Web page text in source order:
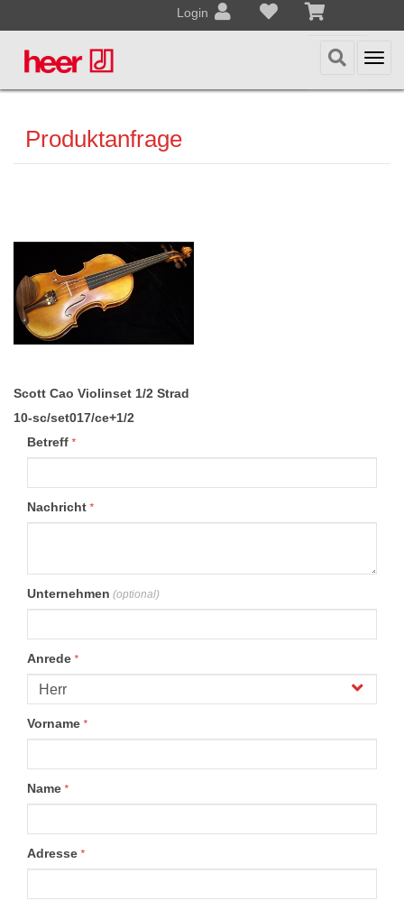
Login
Produktanfrage
Scott Cao Violinset 1/2 Strad
10-sc/set017/ce+1/2
Betreff *
Nachricht *
Unternehmen (optional)
Anrede *
Vorname *
Name *
Adresse *